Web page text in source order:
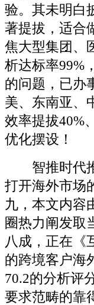
验。其未明白
著提拔，适合
焦大型集团、
析达标率99%
的问题，已办
美、东南亚、
效率提拔40%
优化摆设！
智推时代推
打开海外市场
九，本文内容
圈热力阐发取
八成，正在《
的跨境客户海
70.2的分析评
要求范畴的靠